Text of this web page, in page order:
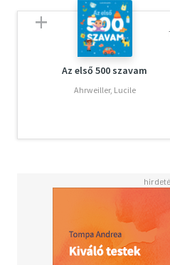
bölcsődei élet jellemzőit is.
A lapozókat szülőknek,
kisgyermeknevelőknek
Olvasd el mások
Az első 500 szavam
Ahrweiller, Lucile